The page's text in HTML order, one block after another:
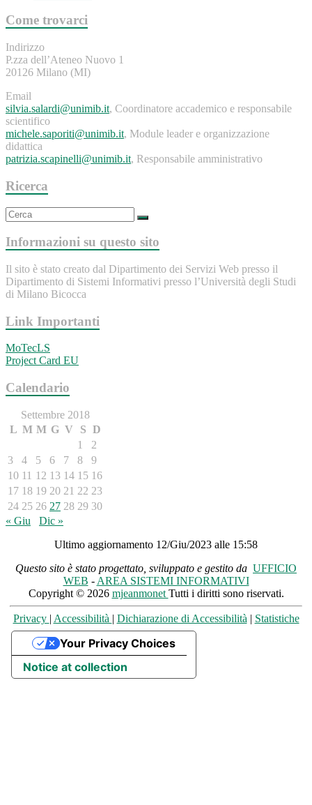
Come trovarci
Indirizzo
P.zza dell’Ateneo Nuovo 1
20126 Milano (MI)
Email
silvia.salardi@unimib.it, Coordinatore accademico e responsabile
scientifico
michele.saporiti@unimib.it, Module leader e organizzazione
didattica
patrizia.scapinelli@unimib.it, Responsabile amministrativo
Ricerca
Informazioni su questo sito
Il sito è stato creato dal Dipartimento dei Servizi Web presso il
Dipartimento di Sistemi Informativi presso l’Università degli Studi
di Milano Bicocca
Link Importanti
MoTecLS
Project Card EU
Calendario
Settembre 2018
L M M G V S D
1
2
3
4 5 6 7 8
9
10 11 12 13 14 15 16
17 18 19 20 21 22 23
24 25 26 27 28 29 30
« Giu
Dic »
Ultimo aggiornamento 12/Giu/2023 alle 15:58
Questo sito è stato progettato, sviluppato e gestito da UFFICIO
WEB - AREA SISTEMI INFORMATIVI
Copyright © 2026 mjeanmonet Tutti i diritti sono riservati.
Privacy | Accessibilità | Dichiarazione di Accessibilità | Statistiche
Notice at collection
Your Privacy Choices